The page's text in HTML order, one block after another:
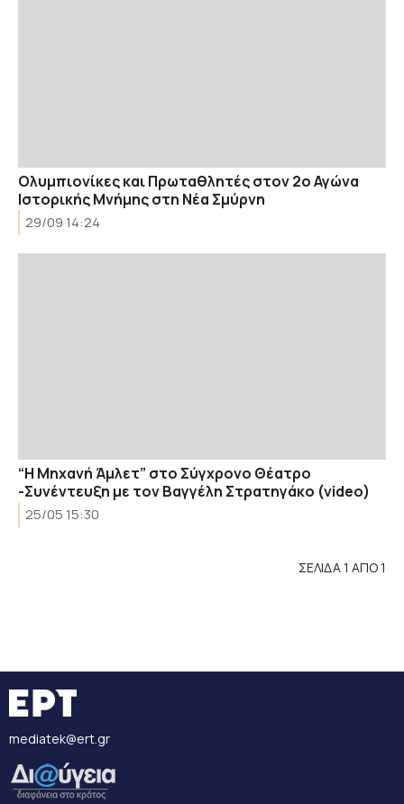
Oλυμπιονίκες και Πρωταθλητές στον 2ο Αγώνα
Ιστορικής Μνήμης στη Νέα Σμύρνη
29/09 14:24
“Η Μηχανή Άμλετ” στο Σύγχρονο Θέατρο
-Συνέντευξη με τον Βαγγέλη Στρατηγάκο (video)
25/05 15:30
ΣΕΛΙΔΑ 1 ΑΠΟ 1
mediatek@ert.gr